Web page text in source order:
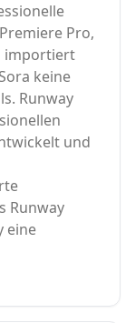
Pro,
importiert
keine
Runway
und
Runway
eine